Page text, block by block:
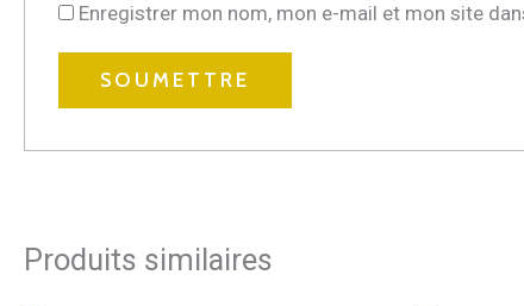
Enregistrer mon nom, mon e-mail et mon site
Produits similaires